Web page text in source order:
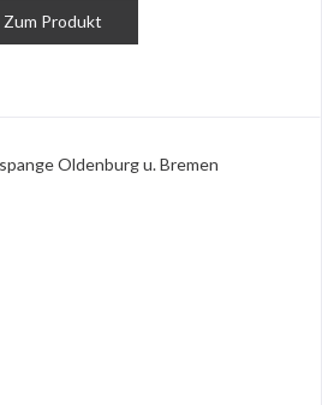
Zum Produkt